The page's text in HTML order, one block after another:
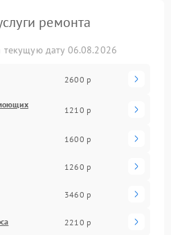
ремонта
дату 06.08.2026
2600 р
1210 р
1600 р
1260 р
3460 р
2210 р